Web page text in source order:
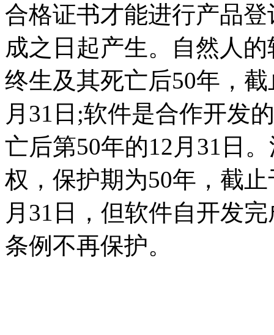
合格证书才能进行产品
成之日起产生。自然人
终生及其死亡后50年，
月31日;软件是合作开发
亡后第50年的12月31日
权，保护期为50年，截
月31日，但软件自开发
条例不再保护。